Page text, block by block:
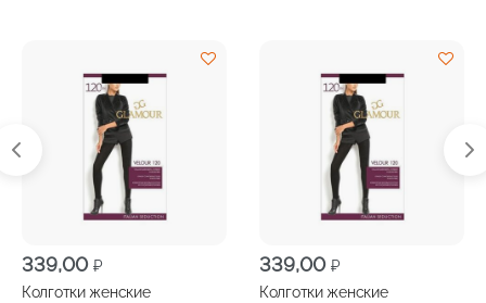
339,00 ₽
Колготки женские
339,00 ₽
Колготки женские